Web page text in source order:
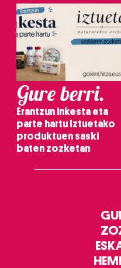
Gure berri.
Erantzun inkesta eta
parte hartu Iztuetako
produktuen saski
baten zozketan